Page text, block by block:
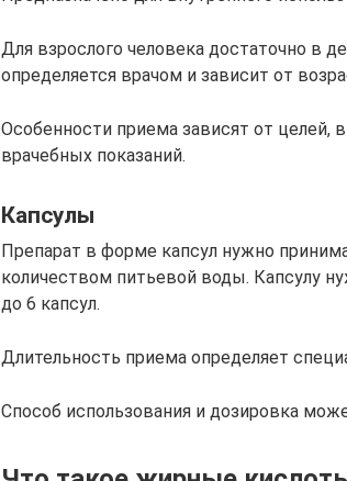
Для взрослого человека достаточно в
определяется врачом и зависит от
Особенности приема зависят от целей,
врачебных показаний.
Капсулы
Препарат в форме капсул нужно
количеством питьевой воды. Капсулу
до 6 капсул.
Длительность приема определяет
Способ использования и дозировка